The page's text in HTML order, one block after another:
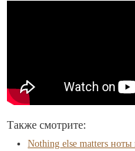
Также смотрите:
Nothing else matters